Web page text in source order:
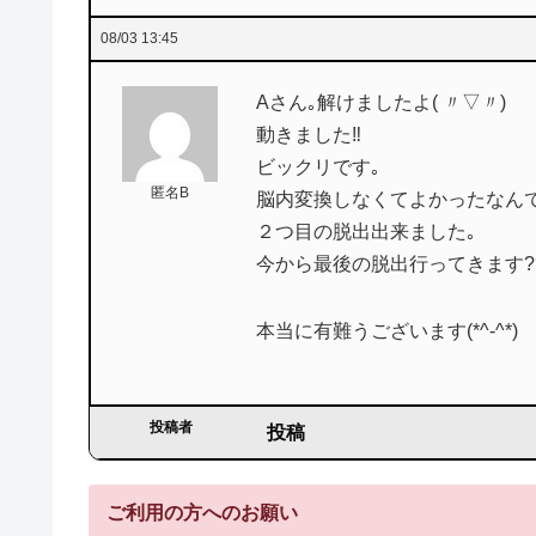
08/03 13:45
匿名B
Aさん｡解けましたよ( 〃▽〃)
動きました‼
ビックリです｡
脳内変換しなくてよかったなん
２つ目の脱出出来ました｡
今から最後の脱出行ってきます
本当に有難うございます(*^-^*)
投稿者 投稿
ご利用の方へのお願い